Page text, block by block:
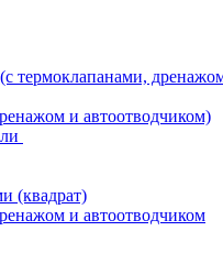
термоклапанами,
и автоотводчиком)
(квадрат)
и автоотводчиком